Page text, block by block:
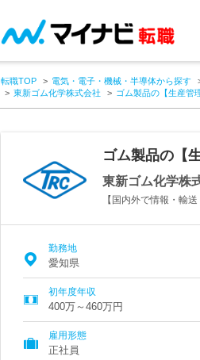
転職TOP
電気・電子・機械・半導体から探す
東新ゴム化学株式会社
ゴム製品の【生産
ゴム製品の【
東新ゴム化学株
【国内外で情報・輸
勤務地
愛知県
初年度年収
400万～460万円
雇用形態
正社員